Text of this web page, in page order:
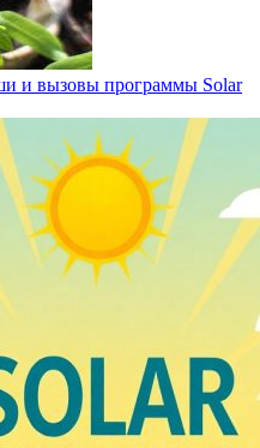
и вызовы программы Solar